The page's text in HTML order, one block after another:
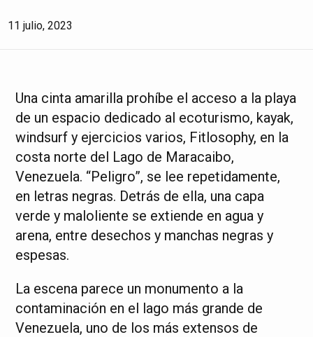
11 julio, 2023
Una cinta amarilla prohíbe el acceso a la playa
de un espacio dedicado al ecoturismo, kayak,
windsurf y ejercicios varios, Fitlosophy, en la
costa norte del Lago de Maracaibo,
Venezuela. “Peligro”, se lee repetidamente,
en letras negras. Detrás de ella, una capa
verde y maloliente se extiende en agua y
arena, entre desechos y manchas negras y
espesas.
La escena parece un monumento a la
contaminación en el lago más grande de
Venezuela, uno de los más extensos de